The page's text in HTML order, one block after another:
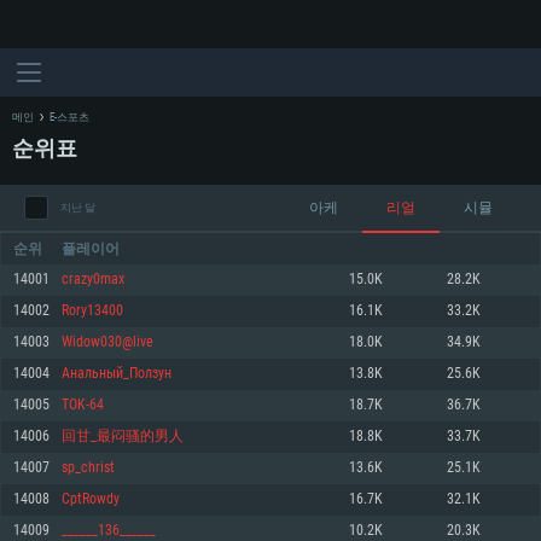
시스템 요구사항
최소사양
운영체제: Windows 10 (64 bit)
프로세서: 2.2 GHz 듀얼코어 이상
최소사양
운영체제: Mac OS Big Sur 11.0
프로세서: 최소 2.2 GHz의 Core i5 (Intel Xeon 은 지원하지 않습니다)
최소사양
운영체제: 64bit Linux 중 최신 버전
프로세서: 2.4 GHz 듀얼코어
메인 E-스포츠
순위표
지난 달 아케 리얼 시뮬
순위 플레이어
14001 crazy0max 15.0K 28.2K
14002 Rory13400 16.1K 33.2K
14003 Widow030@live 18.0K 34.9K
14004 Анальный_Ползун 13.8K 25.6K
14005 TOK-64 18.7K 36.7K
14006 回甘_最闷骚的男人 18.8K 33.7K
14007 sp_christ 13.6K 25.1K
14008 CptRowdy 16.7K 32.1K
14009 ______136______ 10.2K 20.3K